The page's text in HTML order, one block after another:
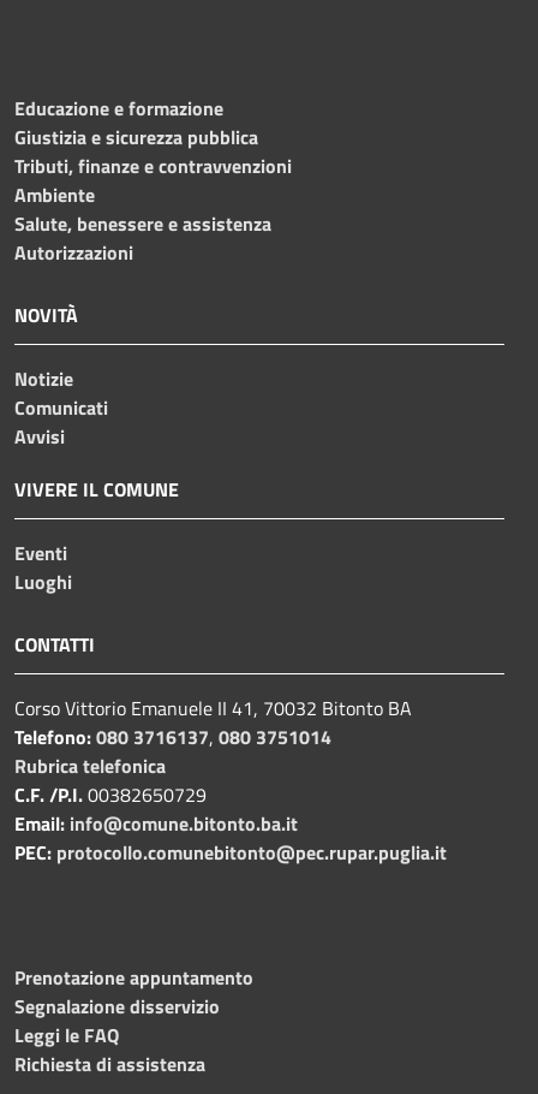
Educazione e formazione
Giustizia e sicurezza pubblica
Tributi, finanze e contravvenzioni
Ambiente
Salute, benessere e assistenza
Autorizzazioni
NOVITÀ
Notizie
Comunicati
Avvisi
VIVERE IL COMUNE
Eventi
Luoghi
CONTATTI
Corso Vittorio Emanuele II 41, 70032 Bitonto BA
Telefono:080 3716137, 080 3751014
Rubrica telefonica
C.F. /P.I.00382650729
Email: info@comune.bitonto.ba.it
PEC: protocollo.comunebitonto@pec.rupar.puglia.it
Prenotazione appuntamento
Segnalazione disservizio
Leggi le FAQ
Richiesta di assistenza